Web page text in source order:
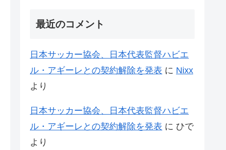
最近のコメント
日本サッカー協会、日本代表監督ハビエ
ル・アギーレとの契約解除を発表 に Nixx
より
日本サッカー協会、日本代表監督ハビエ
ル・アギーレとの契約解除を発表 に ひで
より